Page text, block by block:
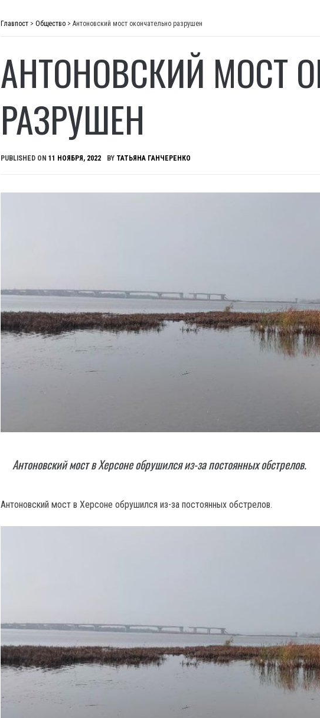
Главпост > Общество > Антоновский мост окончательно разрушен
АНТОНОВСКИЙ МОСТ
РАЗРУШЕН
PUBLISHED ON 11 НОЯБРЯ, 2022 BY ТАТЬЯНА ГАНЧЕРЕНКО
Антоновский мост в Херсоне обрушился из-за постоянных обстрелов.
Антоновский мост в Херсоне обрушился из-за постоянных обстрелов.